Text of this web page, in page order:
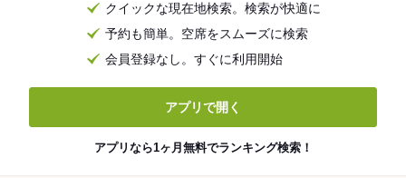
クイックな現在地検索。検索が快適に
予約も簡単。空席をスムーズに検索
会員登録なし。すぐに利用開始
アプリで開く
アプリなら1ヶ月無料でランキング検索！